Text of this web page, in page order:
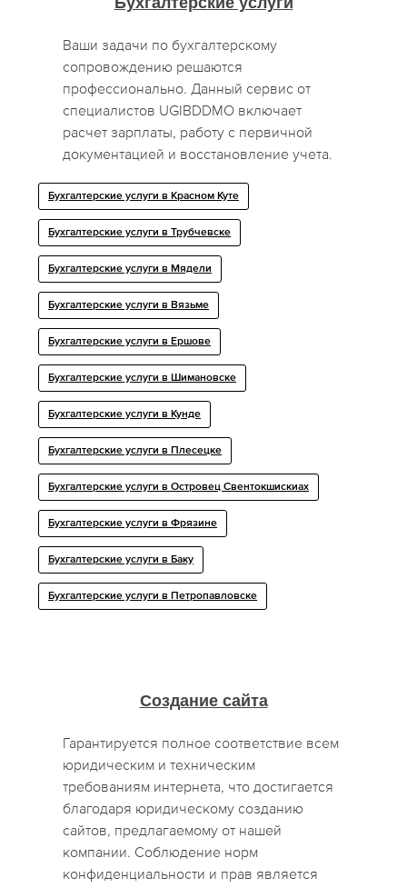
Ваши задачи по бухгалтерскому
сопровождению решаются
профессионально. Данный сервис от
специалистов UGIBDDMO включает
расчет зарплаты, работу с первичной
документацией и восстановление учета.
Бухгалтерские услуги в Красном Куте
Бухгалтерские услуги в Трубчевске
Бухгалтерские услуги в Мядели
Бухгалтерские услуги в Вязьме
Бухгалтерские услуги в Ершове
Бухгалтерские услуги в Шимановске
Бухгалтерские услуги в Кунде
Бухгалтерские услуги в Плесецке
Бухгалтерские услуги в Островец Свентокшискиах
Бухгалтерские услуги в Фрязине
Бухгалтерские услуги в Баку
Бухгалтерские услуги в Петропавловске
Создание сайта
Гарантируется полное соответствие всем
юридическим и техническим
требованиям интернета, что достигается
благодаря юридическому созданию
сайтов, предлагаемому от нашей
компании. Соблюдение норм
конфиденциальности и прав является